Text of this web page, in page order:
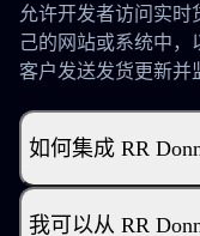
允许开发者访问实时
己的网站或系统中，
客户发送发货更新并
如何集成 RR
我可以从 RR